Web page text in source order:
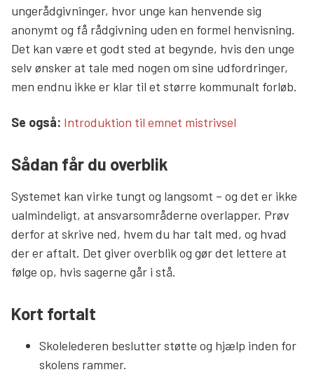
ungerådgivninger, hvor unge kan henvende sig
anonymt og få rådgivning uden en formel henvisning.
Det kan være et godt sted at begynde, hvis den unge
selv ønsker at tale med nogen om sine udfordringer,
men endnu ikke er klar til et større kommunalt forløb.
Læs mere links
Se også: Introduktion til emnet mistrivsel
Sådan får du overblik
Systemet kan virke tungt og langsomt – og det er ikke
ualmindeligt, at ansvarsområderne overlapper. Prøv
derfor at skrive ned, hvem du har talt med, og hvad
der er aftalt. Det giver overblik og gør det lettere at
følge op, hvis sagerne går i stå.
Kort fortalt
Skolelederen beslutter støtte og hjælp inden for
skolens rammer.